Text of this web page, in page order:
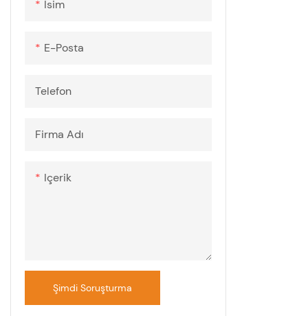
Isim
E-Posta
Telefon
Firma Adı
Içerik
Şimdi Soruşturma